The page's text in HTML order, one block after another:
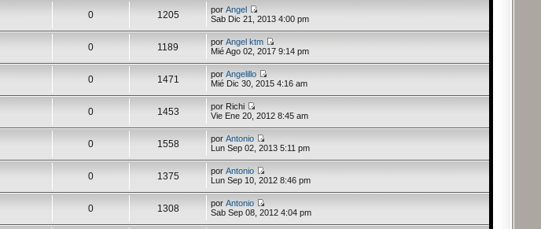
0 1205 porAngel
Sab Dic 21, 2013 4:00 pm
0 1189 porAngel ktm
Mié Ago 02, 2017 9:14 pm
0 1471 porAngelillo
Mié Dic 30, 2015 4:16 am
0 1453
por Richi
Vie Ene 20, 2012 8:45 am
0 1558 porAntonio
Lun Sep 02, 2013 5:11 pm
0 1375 porAntonio
Lun Sep 10, 2012 8:46 pm
0 1308 porAntonio
Sab Sep 08, 2012 4:04 pm